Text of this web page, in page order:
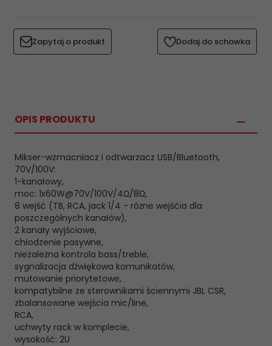
Zapytaj o produkt Dodaj do schowka
OPIS PRODUKTU
Mikser-wzmacniacz i odtwarzacz USB/Bluetooth,
70V/100V:
1-kanałowy,
moc: 1x60W@70V/100V/4Ω/8Ω,
8 wejść (TB, RCA, jack 1/4 - różne wejśćia dla
poszczególnych kanałów),
2 kanały wyjściowe,
chłodzenie pasywne,
niezależna kontrola bass/treble,
sygnalizacja dźwiękowa komunikatów,
mutowanie priorytetowe,
kompatybilne ze sterownikami ściennymi JBL CSR,
zbalansowane wejścia mic/line,
RCA,
uchwyty rack w komplecie,
wysokość: 2U